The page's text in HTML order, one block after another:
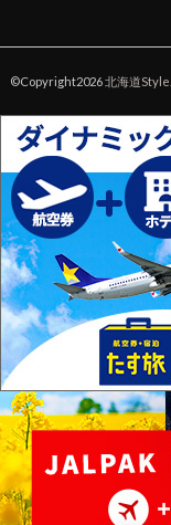
©Copyright2026北海道Style